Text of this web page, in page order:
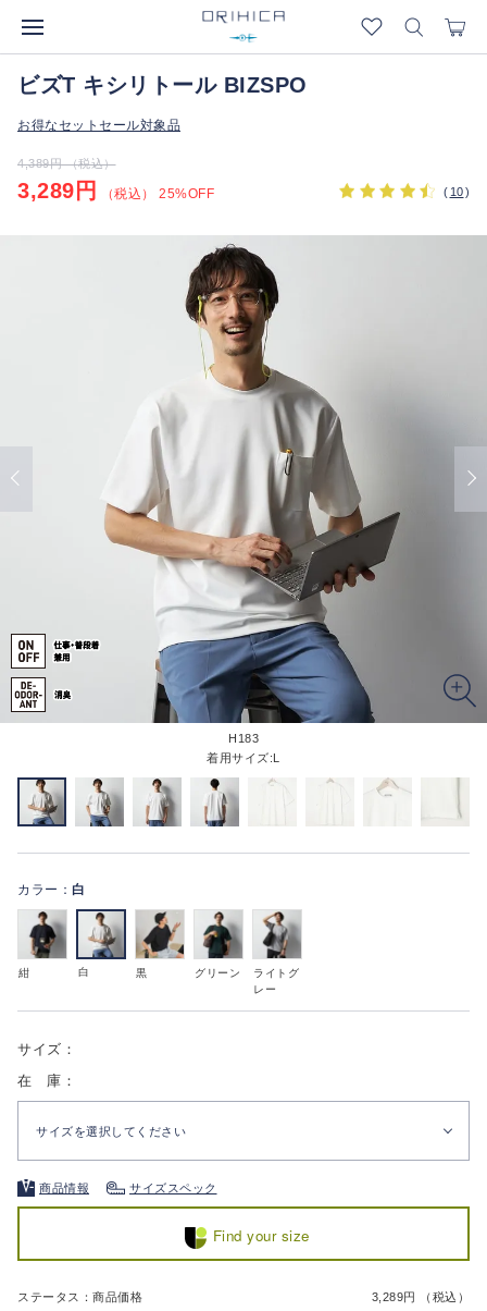
ビズT キシリトール BIZSPO
お得なセットセール対象品
4,389円 （税込）
3,289円 （税込） 25%OFF ( 10)
H183
着用サイズ:L
カラー： 白
紺 白 黒 グリーン
ライトグ
レー
サイズ：
在 庫：
サイズを選択してください
商品情報 サイズスペック
Find your size
ステータス：商品価格 3,289円 （税込）